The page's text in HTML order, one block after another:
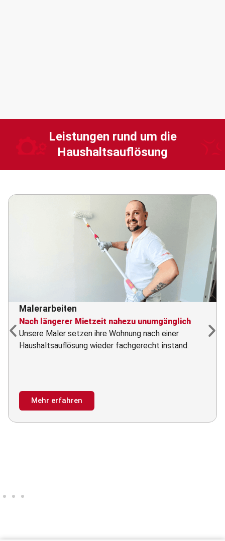
Leistungen rund um die
Haushaltsauflösung
Malerarbeiten
Nach längerer Mietzeit nahezu unumgänglich
Unsere Maler setzen ihre Wohnung nach einer
Haushaltsauflösung wieder fachgerecht instand.
Mehr erfahren